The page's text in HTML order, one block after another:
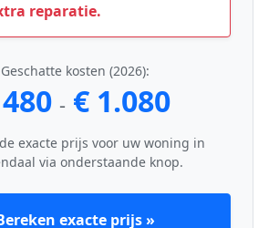
reparatie.
Geschatte kosten (2026):
- € 1.080
exacte prijs voor uw woning in
via onderstaande knop.
exacte prijs »